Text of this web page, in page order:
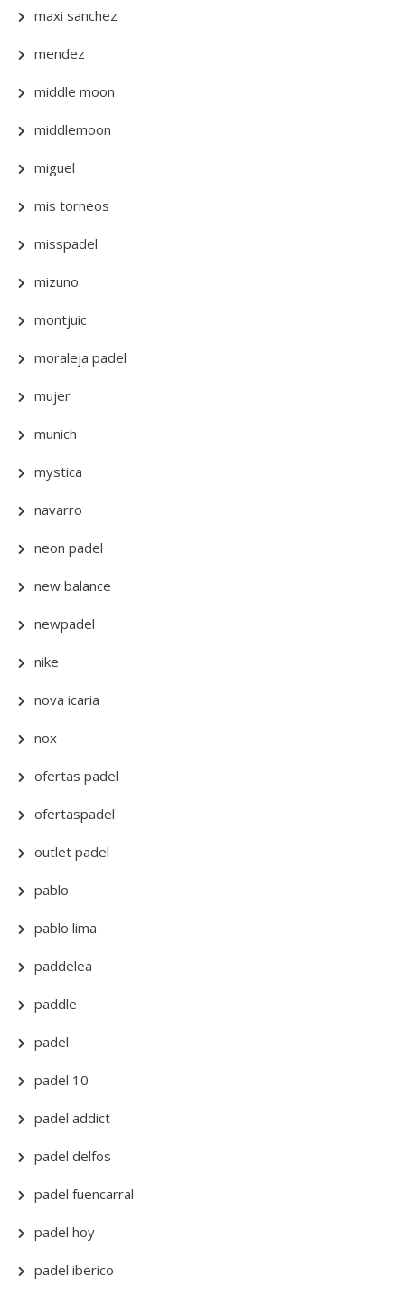
maxi sanchez
mendez
middle moon
middlemoon
miguel
mis torneos
misspadel
mizuno
montjuic
moraleja padel
mujer
munich
mystica
navarro
neon padel
new balance
newpadel
nike
nova icaria
nox
ofertas padel
ofertaspadel
outlet padel
pablo
pablo lima
paddelea
paddle
padel
padel 10
padel addict
padel delfos
padel fuencarral
padel hoy
padel iberico